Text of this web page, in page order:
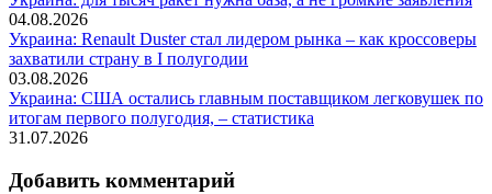
04.08.2026
Украина: Renault Duster стал лидером рынка – как кроссоверы
захватили страну в I полугодии
03.08.2026
Украина: США остались главным поставщиком легковушек по
итогам первого полугодия, – статистика
31.07.2026
Добавить комментарий